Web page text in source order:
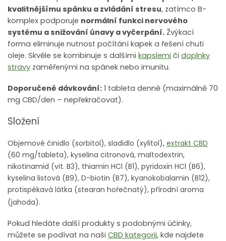
kvalitnějšímu spánku a zvládání stresu, zatímco B-
komplex podporuje normální funkci nervového
systému a snižování únavy a vyčerpání. Žvýkací
forma eliminuje nutnost počítání kapek a řešení chuti
oleje. Skvěle se kombinuje s dalšími kapslemi či doplnky
stravy zaměřenými na spánek nebo imunitu.
Doporučené dávkování: 1 tableta denně (maximálně 70
mg CBD/den – nepřekračovat).
Složení
Objemové činidlo (sorbitol), sladidlo (xylitol), extrakt CBD
(60 mg/tableta), kyselina citronová, maltodextrin,
nikotinamid (vit. B3), thiamin HCl (B1), pyridoxin HCl (B6),
kyselina listová (B9), D-biotin (B7), kyanokobalamin (B12),
protispékavá látka (stearan hořečnatý), přírodní aroma
(jahoda).
Pokud hledáte další produkty s podobnými účinky,
můžete se podívat na naši CBD kategorii, kde najdete